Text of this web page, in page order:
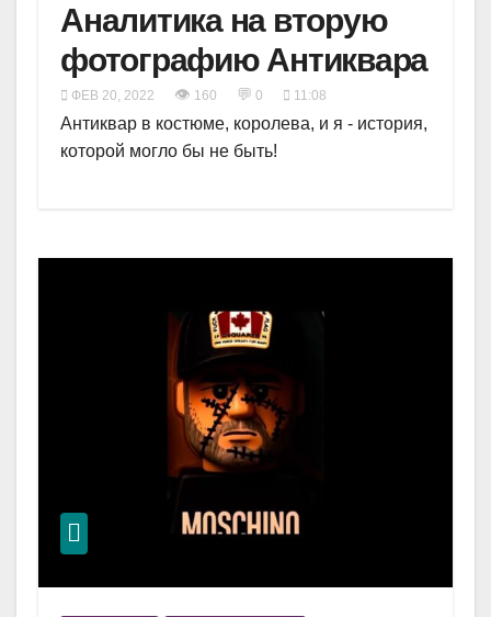
Аналитика на вторую
фотографию Антиквара
ФЕВ 20, 2022 👁 160 💬 0 11:08
Антиквар в костюме, королева, и я - история,
которой могло бы не быть!